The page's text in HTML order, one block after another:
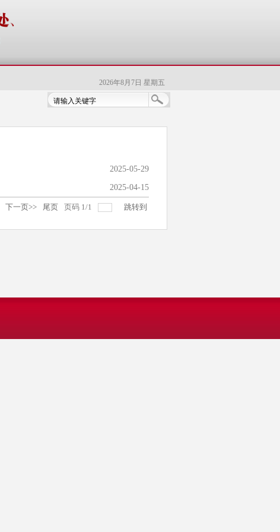
2026年8月7日 星期五
2025-05-29
2025-04-15
下一页>> 尾页 页码 1/1 跳转到